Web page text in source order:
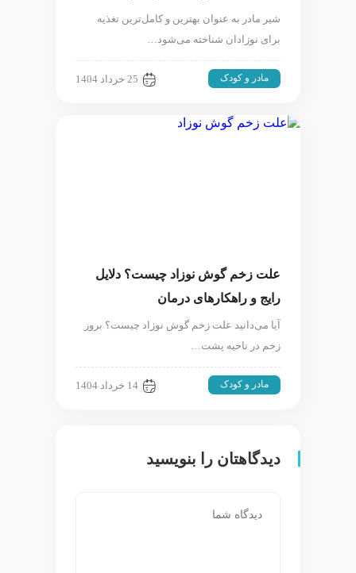
شیر مادر به عنوان بهترین و کامل‌ترین تغذیه
برای نوزادان شناخته می‌شود…
مادر و کودک 25 خرداد 1404
علت زخم گوش نوزاد چیست؟ دلایل
رایج و راهکارهای درمان
آیا می‌دانید علت زخم گوش نوزاد چیست؟ بروز
زخم در ناحیه پشت…
مادر و کودک 14 خرداد 1404
دیدگاهتان را بنویسید